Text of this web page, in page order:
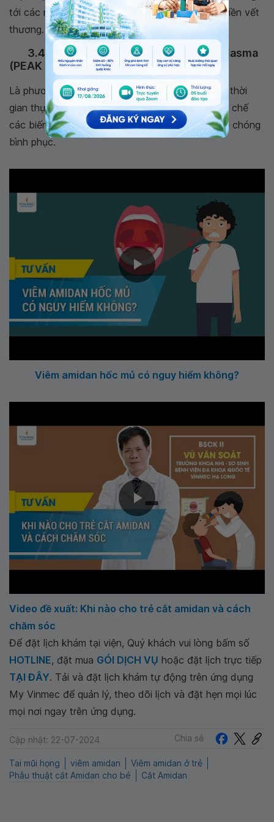
tới các mô xung quanh, từ đó rút ngắn thời gian liền vết
thương.
3.4 Phẫu thuật cắt amidan bằng dao plasma
(PEAK Plasmablade)
Là phương pháp phẫu thuật cắt amidan hiện đại, thời
gian thực hiện ngắn, ít chảy máu, ít đau, giúp hạn chế
các biến chứng sau phẫu thuật cũng như giúp trẻ chóng
bình phục.
Viêm amidan hốc mủ có nguy hiểm không?
Video đề xuất: Khi nào cho trẻ cắt amidan và cách
chăm sóc
Để đặt lịch khám tại viện, Quý khách vui lòng bấm số
HOTLINE, đặt mua GÓI DỊCH VỤ hoặc đặt lịch trực tiếp
TẠI ĐÂY. Tải và đặt lịch khám tự động trên ứng dụng
My Vinmec để quản lý, theo dõi lịch và đặt hẹn mọi lúc
mọi nơi ngay trên ứng dụng.
Cập nhật: 22-07-2024 Chia sẻ
Tai mũi họng viêm amidan
Viêm amidan ở trẻ
Phẫu thuật cắt Amidan cho bé
Cắt Amidan